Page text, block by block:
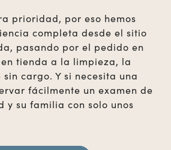
prioridad, por eso hemos
completa desde el sitio
pasando por el pedido en
tienda a la limpieza, la
cargo. Y si necesita una
fácilmente un examen de
y su familia con solo unos